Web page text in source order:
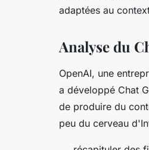
adaptées au
Analyse du
OpenAI, une
a développé Chat
de produire du
peu du cerveau